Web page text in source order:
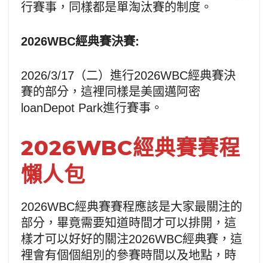
行賽事，同樣都是單淘汰賽的制度。
2026WBC經典賽決賽:
2026/3/17（二）進行2026WBC經典賽決
賽的部分，這裡同樣是美國邁阿密
loanDepot Park進行賽事。
2026WBC經典賽賽程
懶人包
2026WBC經典賽賽程應該是大家最關注的
部分，畢竟需要知道時間才可以排開，這
樣才可以好好的關注2026WBC經典賽，這
裡會有個個組別的參賽時間以及地點，時